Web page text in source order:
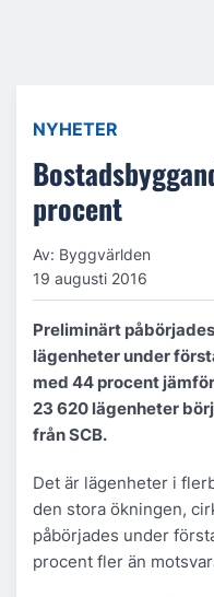
NYHETER
procent
Av: Byggvärlden
19 augusti 2016
Preliminärt
lägenheter under
med 44 procent
23 620 lägenheter
från SCB.
Det är lägenheter i
den stora ökningen,
påbörjades under
procent fler än